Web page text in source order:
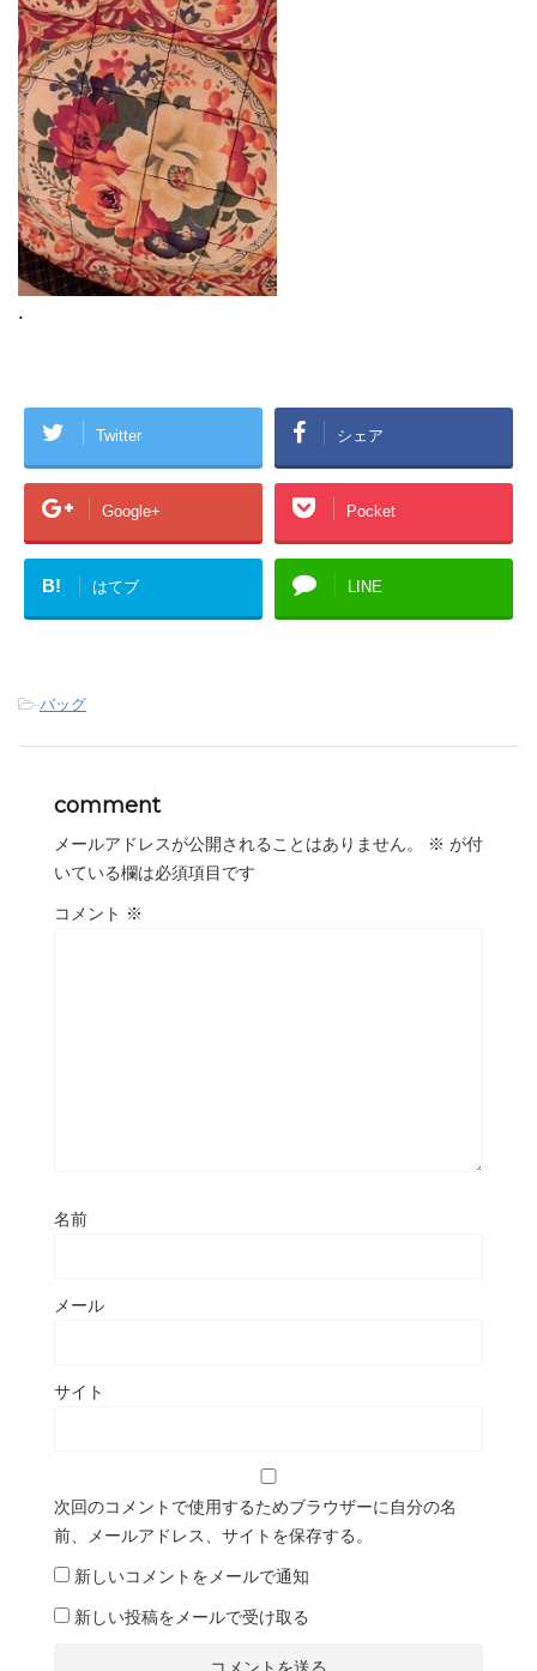
.
Twitter シェア
Google+ Pocket
B! はてブ LINE
-バッグ
comment
メールアドレスが公開されることはありません。 ※ が付
いている欄は必須項目です
コメント ※
名前
メール
サイト
次回のコメントで使用するためブラウザーに自分の名
前、メールアドレス、サイトを保存する。
新しいコメントをメールで通知
新しい投稿をメールで受け取る